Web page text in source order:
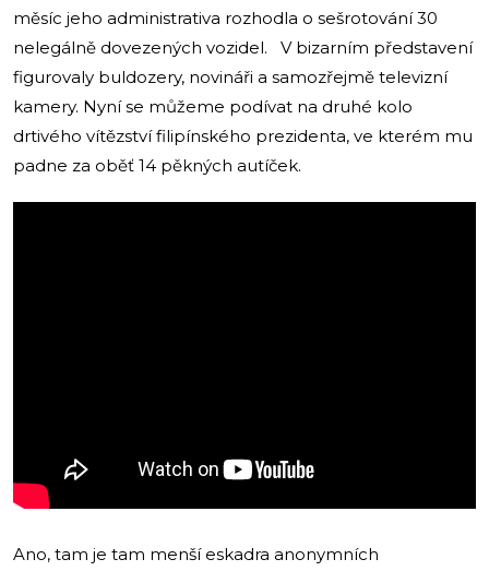
měsíc jeho administrativa rozhodla o sešrotování 30
nelegálně dovezených vozidel. V bizarním představení
figurovaly buldozery, novináři a samozřejmě televizní
kamery. Nyní se můžeme podívat na druhé kolo
drtivého vítězství filipínského prezidenta, ve kterém mu
padne za oběť 14 pěkných autíček.
Ano, tam je tam menší eskadra anonymních